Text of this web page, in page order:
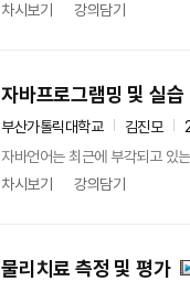
차시보기
강의담기
자바프로그램밍 및 실습
부산가톨릭대학교 김진모
자바언어는 최근에 부각되고 있
차시보기
강의담기
물리치료 측정 및 평가